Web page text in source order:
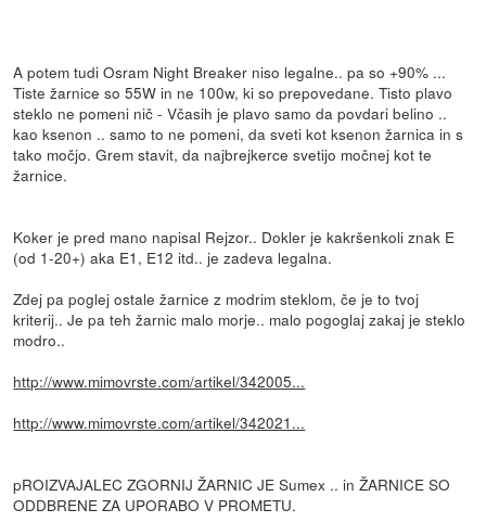
A potem tudi Osram Night Breaker niso legalne.. pa so +90% ...
Tiste žarnice so 55W in ne 100w, ki so prepovedane. Tisto plavo
steklo ne pomeni nič - Včasih je plavo samo da povdari belino ..
kao ksenon .. samo to ne pomeni, da sveti kot ksenon žarnica in s
tako močjo. Grem stavit, da najbrejkerce svetijo močnej kot te
žarnice.
Koker je pred mano napisal Rejzor.. Dokler je kakršenkoli znak E
(od 1-20+) aka E1, E12 itd.. je zadeva legalna.
Zdej pa poglej ostale žarnice z modrim steklom, če je to tvoj
kriterij.. Je pa teh žarnic malo morje.. malo pogoglaj zakaj je steklo
modro..
http://www.mimovrste.com/artikel/342005...
http://www.mimovrste.com/artikel/342021...
pROIZVAJALEC ZGORNIJ ŽARNIC JE Sumex .. in ŽARNICE SO
ODDBRENE ZA UPORABO V PROMETU.